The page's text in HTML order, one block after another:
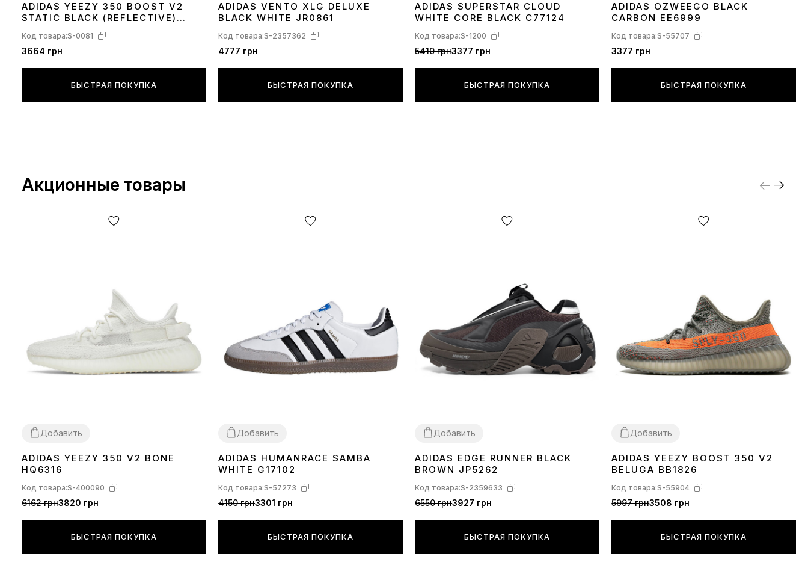
36 3738 39 404142 43 4445
ADIDAS YEEZY 350 BOOST V2
STATIC BLACK (REFLECTIVE)
Код товара:S-0081
3664 грн
БЫСТРАЯ ПОКУПКА
36 3738 39 4041424344
ADIDAS VENTO XLG DELUXE
BLACK WHITE JR0861
Код товара:S-2357362
4777 грн
БЫСТРАЯ ПОКУПКА
36 3738 40 41 424344 45
ADIDAS SUPERSTAR CLOUD
WHITE CORE BLACK C77124
Код товара:S-1200
5410 грн3377 грн
БЫСТРАЯ ПОКУПКА
36 3738 39404344 45
ADIDAS OZWEEGO BLACK
CARBON EE6999
Код товара:S-55707
3377 грн
БЫСТРАЯ ПОКУПКА
Акционные товары
Добавить
36 3738 39 404142 43 444546
ADIDAS YEEZY 350 V2 BONE
HQ6316
Код товара:S-400090
6162 грн3820 грн
БЫСТРАЯ ПОКУПКА
Добавить
36 3738 39 404142434445
ADIDAS HUMANRACE SAMBA
WHITE G17102
Код товара:S-57273
4150 грн3301 грн
БЫСТРАЯ ПОКУПКА
Добавить
404142 43 45
ADIDAS EDGE RUNNER BLACK
BROWN JP5262
Код товара:S-2359633
6550 грн3927 грн
БЫСТРАЯ ПОКУПКА
Добавить
37 3839 40 4142
ADIDAS YEEZY BOOST 350 V2
BELUGA BB1826
Код товара:S-55904
5997 грн3508 грн
БЫСТРАЯ ПОКУПКА